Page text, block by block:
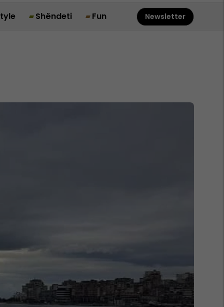
Shëndeti Fun Newsletter